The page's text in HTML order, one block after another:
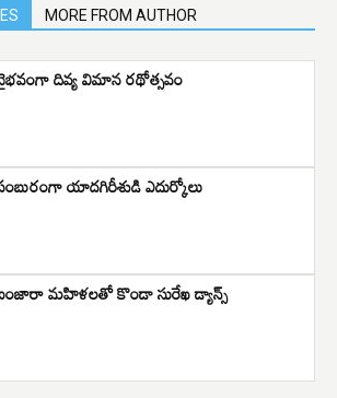
MORE FROM AUTHOR
దివ్య విమాన రథోత్సవం
యాదగిరీశుడి ఎదుర్కోలు
మహిళలతో కొండా సురేఖ డ్యాన్స్